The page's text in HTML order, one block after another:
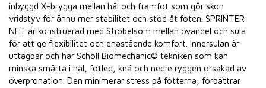
inbyggd X-brygga mellan häl och framfot som gör skon
vridstyv för ännu mer stabilitet och stöd åt foten. SPRINTER
NET är konstruerad med Strobelsöm mellan ovandel och sula
för att ge flexibilitet och enastående komfort. Innersulan är
uttagbar och har Scholl Biomechanic© tekniken som kan
minska smärta i häl, fotled, knä och nedre ryggen orsakad av
överpronation. Den minimerar stress på fötterna, förbättrar